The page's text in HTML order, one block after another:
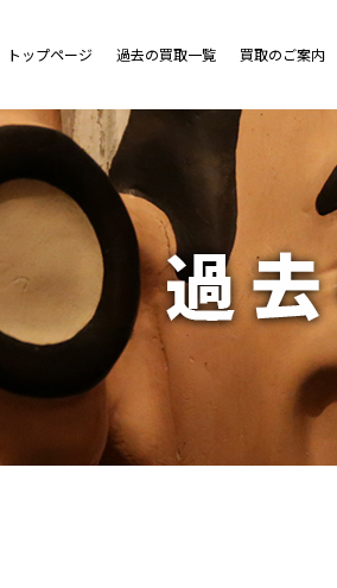
トップページ 過去の買取一覧 買取のご案内